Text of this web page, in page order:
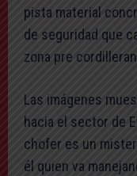
pista material
de seguridad que
zona pre
Las imágenes
hacia el sector de
chofer es un
él quien va